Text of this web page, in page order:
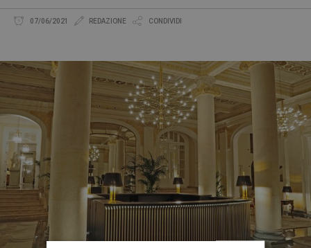
07/06/2021 REDAZIONE CONDIVIDI